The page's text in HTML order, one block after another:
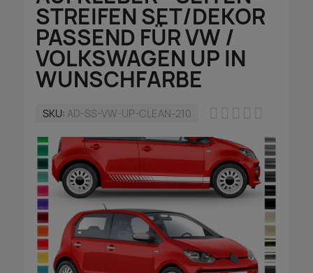
STREIFEN SET/DEKOR
PASSEND FÜR VW /
VOLKSWAGEN UP IN
WUNSCHFARBE
SKU AD-SS-VW-UP-CLEAN-210     